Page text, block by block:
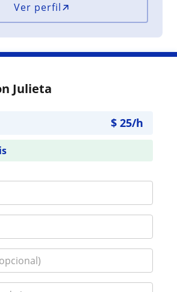
Ver perfil
Julieta
$ 25/h